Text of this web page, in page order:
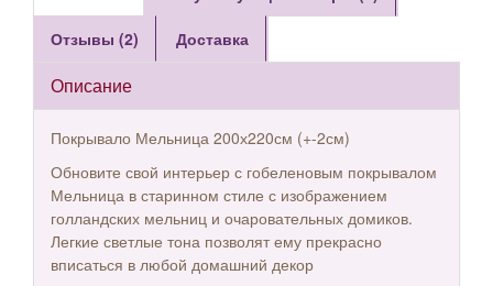
Отзывы (2) Доставка
Описание
Покрывало Мельница 200х220см (+-2см)
Обновите свой интерьер с гобеленовым покрывалом
Мельница в старинном стиле с изображением
голландских мельниц и очаровательных домиков.
Легкие светлые тона позволят ему прекрасно
вписаться в любой домашний декор